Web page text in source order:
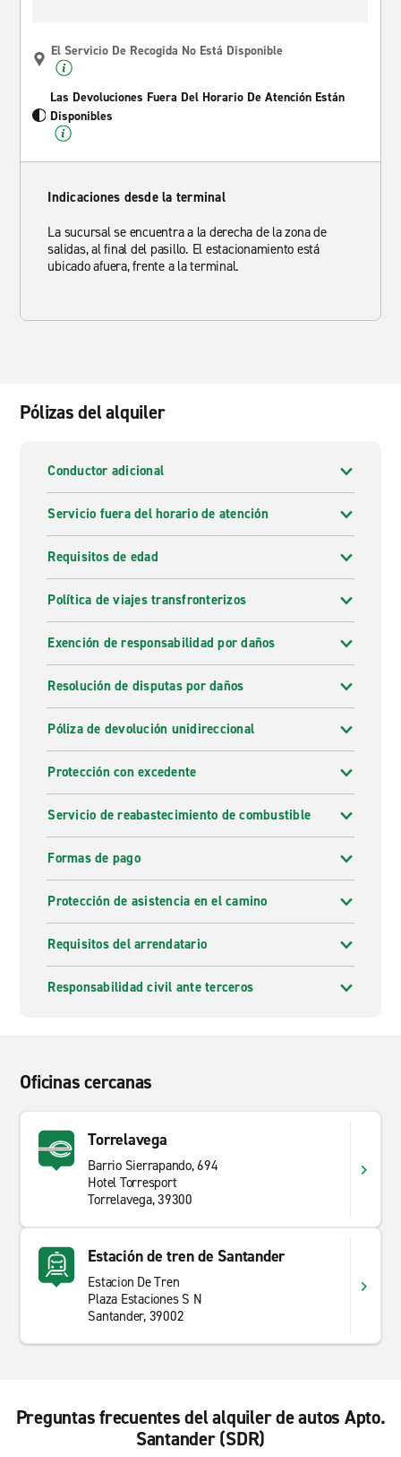
El Servicio De Recogida No Está Disponible
Las Devoluciones Fuera Del Horario De Atención Están
Disponibles
Indicaciones desde la terminal
La sucursal se encuentra a la derecha de la zona de
salidas, al final del pasillo. El estacionamiento está
ubicado afuera, frente a la terminal.
Pólizas del alquiler
Conductor adicional
Servicio fuera del horario de atención
Requisitos de edad
Política de viajes transfronterizos
Exención de responsabilidad por daños
Resolución de disputas por daños
Póliza de devolución unidireccional
Protección con excedente
Servicio de reabastecimiento de combustible
Formas de pago
Protección de asistencia en el camino
Requisitos del arrendatario
Responsabilidad civil ante terceros
Oficinas cercanas
Torrelavega
Barrio Sierrapando, 694
Hotel Torresport
Torrelavega, 39300
Estación de tren de Santander
Estacion De Tren
Plaza Estaciones S N
Santander, 39002
Preguntas frecuentes del alquiler de autos Apto.
Santander (SDR)